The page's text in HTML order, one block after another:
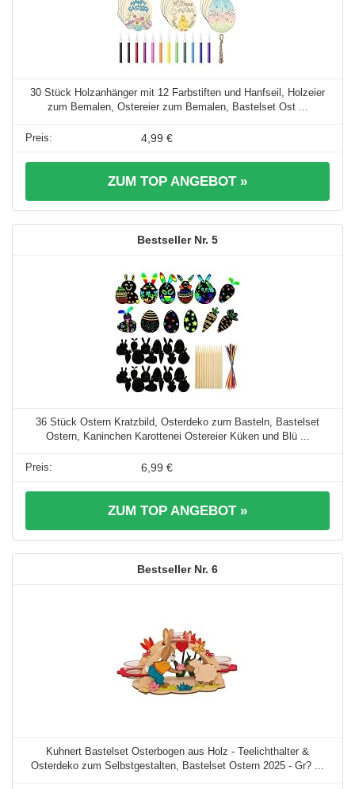
30 Stück Holzanhänger mit 12 Farbstiften und Hanfseil, Holzeier
zum Bemalen, Ostereier zum Bemalen, Bastelset Ost ...
4,99 €
ZUM TOP ANGEBOT »
5
36 Stück Ostern Kratzbild, Osterdeko zum Basteln, Bastelset
Ostern, Kaninchen Karottenei Ostereier Küken und Blü ...
6,99 €
ZUM TOP ANGEBOT »
6
Kuhnert Bastelset Osterbogen aus Holz - Teelichthalter &
Osterdeko zum Selbstgestalten, Bastelset Ostern 2025 - Gr? ...